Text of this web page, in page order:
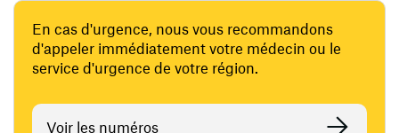
En cas d'urgence, nous vous recommandons
d'appeler immédiatement votre médecin ou le
service d'urgence de votre région.
Voir les numéros